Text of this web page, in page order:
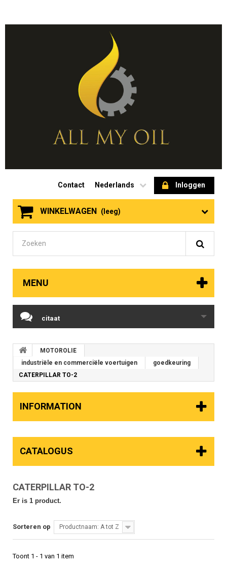
Inloggen
Nederlands
Contact
WINKELWAGEN (leeg)
MENU
citaat
MOTOROLIE
industriële en commerciële voertuigen
goedkeuring
CATERPILLAR TO-2
INFORMATION
CATALOGUS
CATERPILLAR TO-2
Er is 1 product.
Sorteren op Productnaam: A tot Z
Toont 1 - 1 van 1 item